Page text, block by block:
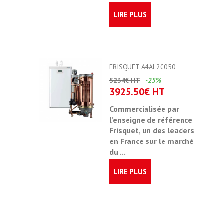
LIRE PLUS
FRISQUET A4AL20050
5234€ HT
-25%
3925.50€ HT
Commercialisée par
l’enseigne de référence
Frisquet, un des leaders
en France sur le marché
du ...
LIRE PLUS